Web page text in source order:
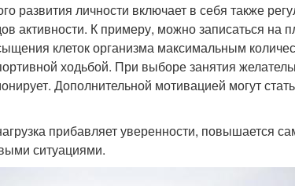
развития личности включает в себя также
активности. К примеру, можно записаться на
клеток организма максимальным
ходьбой. При выборе занятия
Дополнительной мотивацией могут
прибавляет уверенности, повышается
ситуациями.